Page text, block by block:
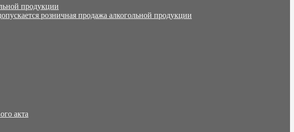
продукции
розничная продажа алкогольной продукции
акта